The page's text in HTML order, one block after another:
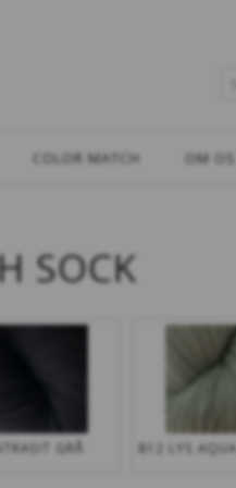
COLOR MATCH OM OS
SOCK
GRÅ 812 LYS AQUA